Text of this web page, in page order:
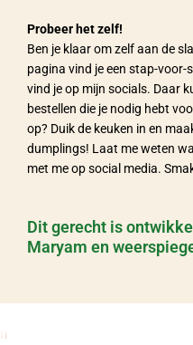
Probeer het zelf!
Ben je klaar om zelf aan de
pagina vind je een stap-voor-
vind je op mijn socials. Daar
bestellen die je nodig hebt
op? Duik de keuken in en
dumplings! Laat me weten
met me op social media.
Dit gerecht is
Maryam en